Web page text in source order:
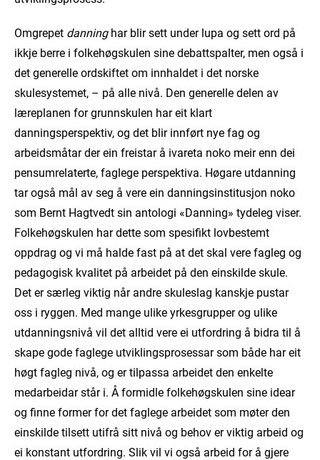
Omgrepet danninghar blir sett under lupa og sett ord på
ikkje berre i folkehøgskulen sine debatt­spalter, men også i
det generelle ordskiftet om innhaldet i det norske
skulesystemet, – på alle nivå. Den generelle delen av
læreplanen for grunnskulen har eit klart
danningsperspektiv, og det blir innført nye fag og
arbeidsmåtar der ein freistar å ivareta noko meir enn dei
pensumrelaterte, faglege perspektiva. Høgare utdanning
tar også mål av seg å vere ein danningsinstitusjon noko
som Bernt Hagtvedt sin antologi «Danning» tydeleg viser.
Folkehøgskulen har dette som spesifikt lovbestemt
oppdrag og vi må halde fast på at det skal vere fagleg og
pedagogisk kvalitet på arbeidet på den einskilde skule.
Det er særleg viktig når andre skuleslag kanskje pustar
oss i ryggen. Med mange ulike yrkesgrupper og ulike
utdanningsnivå vil det alltid vere ei utfordring å bidra til å
skape gode faglege utviklingsprosessar som både har eit
høgt fagleg nivå, og er tilpassa arbeidet den enkelte
medarbeidar står i. Å formidle folkehøgskulen sine idear
og finne former for det faglege arbeidet som møter den
einskilde tilsett utifrå sitt nivå og behov er viktig arbeid og
ei konstant utfordring. Slik vil vi også arbeid for å gjere